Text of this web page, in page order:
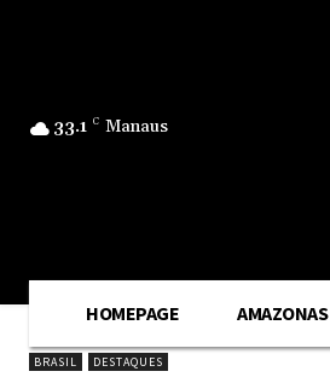
33.1 C Manaus
HOMEPAGE AMAZONAS
BRASIL DESTAQUES